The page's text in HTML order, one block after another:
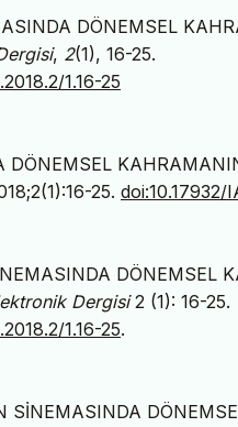
DÖNEMSEL
, 2(1), 16-25.
1.16-25
25. doi:10.17932/
DÖNEMSEL
Dergisi2 (1): 16-25.
1.16-25.